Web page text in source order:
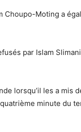
Choupo-Moting a
par Islam
lorsqu’il les a mis
minute du